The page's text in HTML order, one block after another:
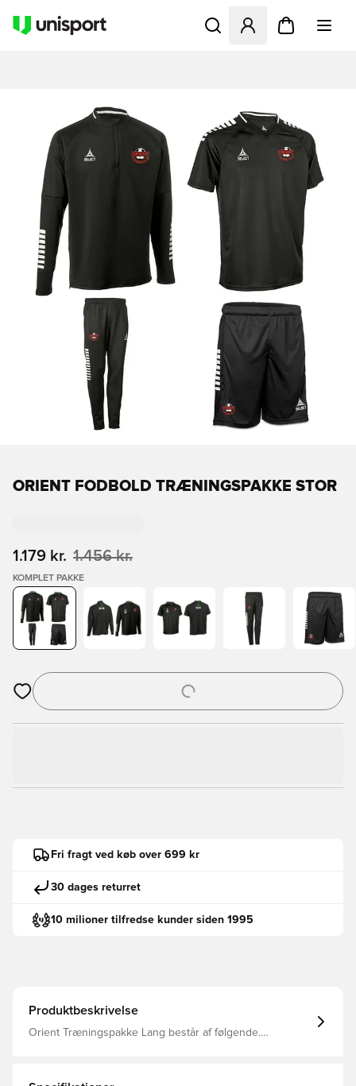
Åbner en Modal til at
ORIENT FODBOLD TRÆNINGSPAKKE STOR
1.179 kr. 1.456 kr.
KOMPLET PAKKE
Åbner en Modal til at logge ind eller tilmelde dig som medlem
Fri fragt ved køb over 699 kr
30 dages returret
10 milioner tilfredse kunder siden 1995
Produktbeskrivelse
Orient Træningspakke Lang består af følgende.